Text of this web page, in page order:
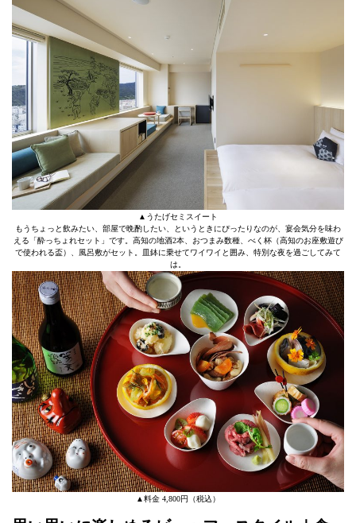
▲うたげセミスイート
もうちょっと飲みたい、部屋で晩酌したい、というときにぴったりなのが、宴会気分を味わ
える「酔っちょれセット」です。高知の地酒2本、おつまみ数種、べく杯（高知のお座敷遊び
で使われる盃）、風呂敷がセット。皿鉢に乗せてワイワイと囲み、特別な夜を過ごしてみて
は。
▲料金 4,800円（税込）